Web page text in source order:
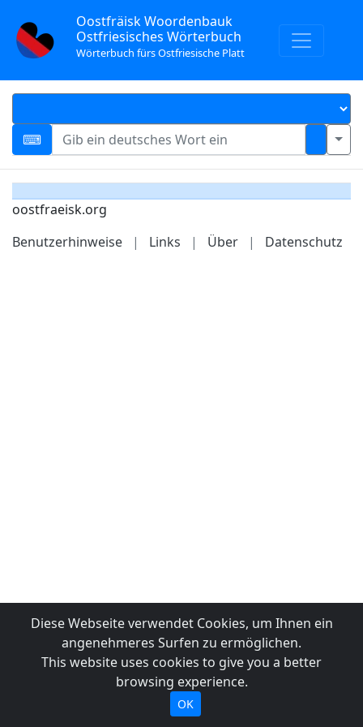
Oostfräisk Woordenbauk
Ostfriesisches Wörterbuch
Wörterbuch fürs Ostfriesische Platt
oostfraeisk.org
Benutzerhinweise
| Links | Über | Datenschutz
Diese Webseite verwendet Cookies, um Ihnen ein
angenehmeres Surfen zu ermöglichen.
This website uses cookies to give you a better
browsing experience.
OK